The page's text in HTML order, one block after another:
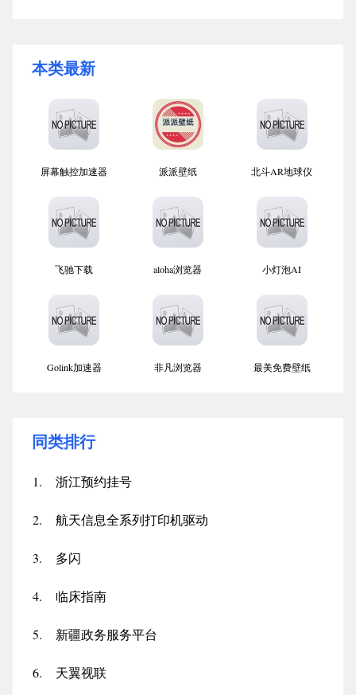
本类最新
屏幕触控加速器 派派壁纸 北斗AR地球仪
飞驰下载 aloha浏览器 小灯泡AI
Golink加速器 非凡浏览器 最美免费壁纸
同类排行
1. 浙江预约挂号
2. 航天信息全系列打印机驱动
3. 多闪
4. 临床指南
5. 新疆政务服务平台
6. 天翼视联